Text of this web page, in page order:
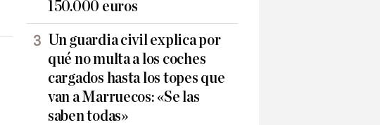
150.000 euros
Un guardia civil explica por
qué no multa a los coches
cargados hasta los topes que
van a Marruecos: «Se las
saben todas»